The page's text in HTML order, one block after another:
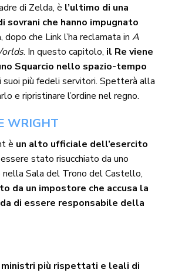
di Zelda, è l’ultimo di una
sovrani che hanno impugnato
, dopo che Link l’ha reclamata inA
. In questo capitolo, il Re viene
Squarcio nello spazio-tempo
suoi più fedeli servitori. Spetterà alla
e ripristinare l’ordine nel regno.
WRIGHT
è un alto ufficiale dell’esercito
stato risucchiato da uno
nella Sala del Trono del Castello,
da un impostore che accusa la
di essere responsabile della
ministri più rispettati e leali di